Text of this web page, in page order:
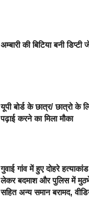
अम्बारी की बिटिया बनी
यूपी बोर्ड के छात्र/ छात्रो
पढ़ाई करने का मिला मौका
गुवाई गांव में हुए दोहरे
लेकर बदमाश और पुलिस में
सहित अन्य समान बरामद,